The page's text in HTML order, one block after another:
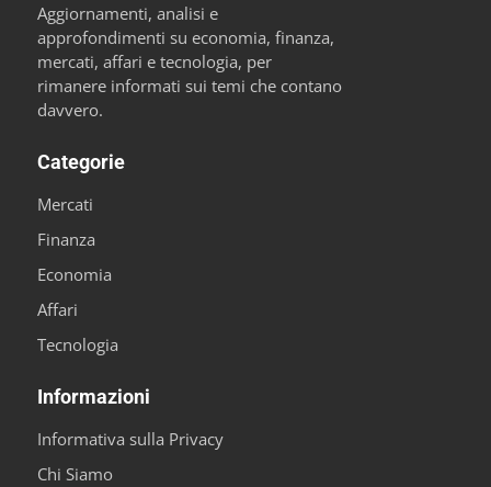
Aggiornamenti, analisi e
approfondimenti su economia, finanza,
mercati, affari e tecnologia, per
rimanere informati sui temi che contano
davvero.
Categorie
Mercati
Finanza
Economia
Affari
Tecnologia
Informazioni
Informativa sulla Privacy
Chi Siamo